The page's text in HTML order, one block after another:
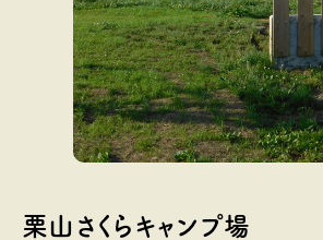
ルキャンにもご使用いただけます。 併設
栗山さくらキャンプ場